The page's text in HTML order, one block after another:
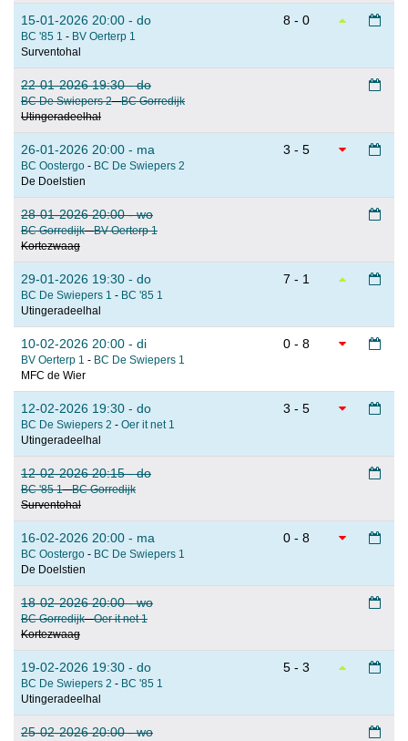
15-01-2026 20:00 - do
BC '85 1 - BV Oerterp 1
Surventohal
8 - 0
22-01-2026 19:30 - do
BC De Swiepers 2-BC Gorredijk
Utingeradeelhal
26-01-2026 20:00 - ma
BC Oostergo - BC De Swiepers 2
De Doelstien
3 - 5
28-01-2026 20:00 - wo
BC Gorredijk-BV Oerterp 1
Kortezwaag
29-01-2026 19:30 - do
BC De Swiepers 1 - BC '85 1
Utingeradeelhal
7 - 1
10-02-2026 20:00 - di
BV Oerterp 1 - BC De Swiepers 1
MFC de Wier
0 - 8
12-02-2026 19:30 - do
BC De Swiepers 2 - Oer it net 1
Utingeradeelhal
3 - 5
12-02-2026 20:15 - do
BC '85 1-BC Gorredijk
Surventohal
16-02-2026 20:00 - ma
BC Oostergo - BC De Swiepers 1
De Doelstien
0 - 8
18-02-2026 20:00 - wo
BC Gorredijk-Oer it net 1
Kortezwaag
19-02-2026 19:30 - do
BC De Swiepers 2 - BC '85 1
Utingeradeelhal
5 - 3
25-02-2026 20:00 - wo